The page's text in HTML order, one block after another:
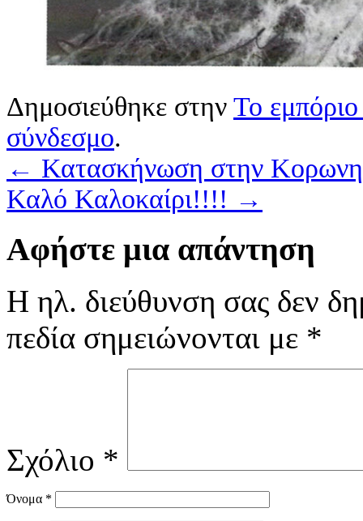
Δημοσιεύθηκε στην Το
σύνδεσμο.
← Κατασκήνωση στην
Καλό Καλοκαίρι!!!! →
Αφήστε μια απάντηση
Η ηλ. διεύθυνση σας δεν
πεδία σημειώνονται με *
Σχόλιο *
Όνομα *